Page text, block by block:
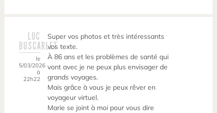
LUC
BUSCARLET
le
5/03/2026
à
22h22
Super vos photos et très intéressants
vos texte.
À 86 ans et les problèmes de santé qui
vont avec je ne peux plus envisager de
grands voyages.
Mais grâce à vous je peux rêver en
voyageur virtuel.
Marie se joint à moi pour vous dire